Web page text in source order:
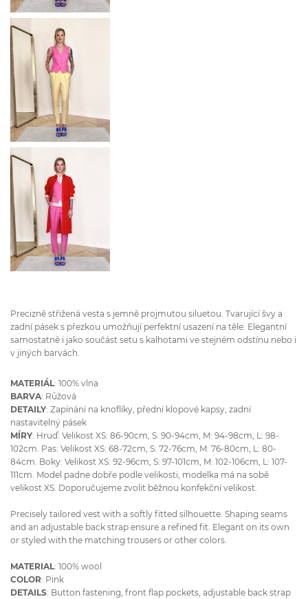
Precizně střižená vesta s jemně projmutou siluetou. Tvarující švy a
zadní pásek s přezkou umožňují perfektní usazení na těle. Elegantní
samostatně i jako součást setu s kalhotami ve stejném odstínu nebo i
v jiných barvách.
MATERIÁL: 100% vlna
BARVA: Růžová
DETAILY: Zapínání na knoflíky, přední klopové kapsy, zadní
nastavitelný pásek
MÍRY: Hruď: Velikost XS: 86-90cm, S: 90-94cm, M: 94-98cm, L: 98-
102cm. Pas: Velikost XS: 68-72cm, S: 72-76cm, M: 76-80cm, L: 80-
84cm. Boky: Velikost XS: 92-96cm, S: 97-101cm, M: 102-106cm, L: 107-
111cm. Model padne dobře podle velikosti, modelka má na sobě
velikost XS. Doporučujeme zvolit běžnou konfekční velikost.
Precisely tailored vest with a softly fitted silhouette. Shaping seams
and an adjustable back strap ensure a refined fit. Elegant on its own
or styled with the matching trousers or other colors.
MATERIAL: 100% wool
COLOR: Pink
DETAILS: Button fastening, front flap pockets, adjustable back strap